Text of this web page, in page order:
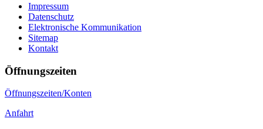
Impressum
Datenschutz
Elektronische Kommunikation
Sitemap
Kontakt
Öffnungszeiten
Öffnungszeiten/Konten
Anfahrt